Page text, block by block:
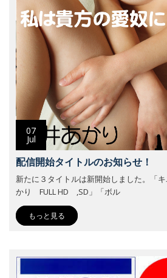
07
Jul
配信開始タイトルのお知らせ！
新たに３タイトルは新開始しました。「
かり FULL HD ,SD」「ボル
もっと見る